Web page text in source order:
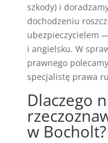
szkody) i
dochodzeniu
ubezpieczycielem
i angielsku. W
prawnego
specjalistę prawa
Dlaczego
w Bocholt?